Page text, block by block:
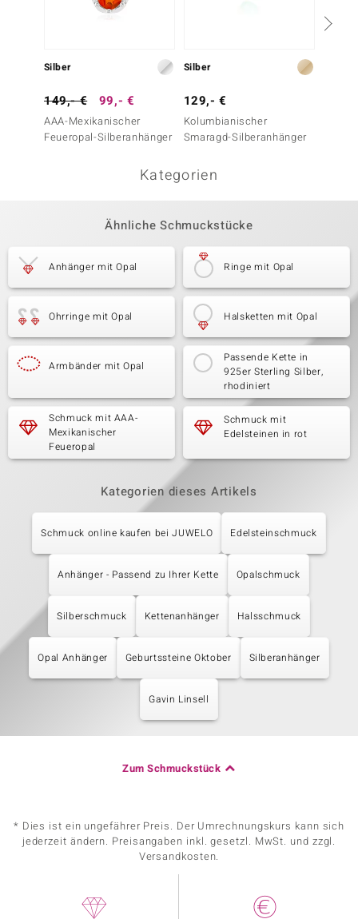
Silber
149,- € 99,- €
AAA-Mexikanischer
Feueropal-Silberanhänger
Silber
129,- €
Kolumbianischer
Smaragd-Silberanhänger
Kategorien
Ähnliche Schmuckstücke
Anhänger mit Opal Ringe mit Opal
Ohrringe mit Opal Halsketten mit Opal
Armbänder mit Opal
Passende Kette in
925er Sterling Silber,
rhodiniert
Schmuck mit AAA-
Mexikanischer
Feueropal
Schmuck mit
Edelsteinen in rot
Kategorien dieses Artikels
Schmuck online kaufen bei JUWELO Edelsteinschmuck
Anhänger - Passend zu Ihrer Kette Opalschmuck
Silberschmuck Kettenanhänger Halsschmuck
Opal Anhänger Geburtssteine Oktober Silberanhänger
Gavin Linsell
Zum Schmuckstück
* Dies ist ein ungefährer Preis. Der Umrechnungskurs kann sich
jederzeit ändern. Preisangaben inkl. gesetzl. MwSt. und zzgl.
Versandkosten.